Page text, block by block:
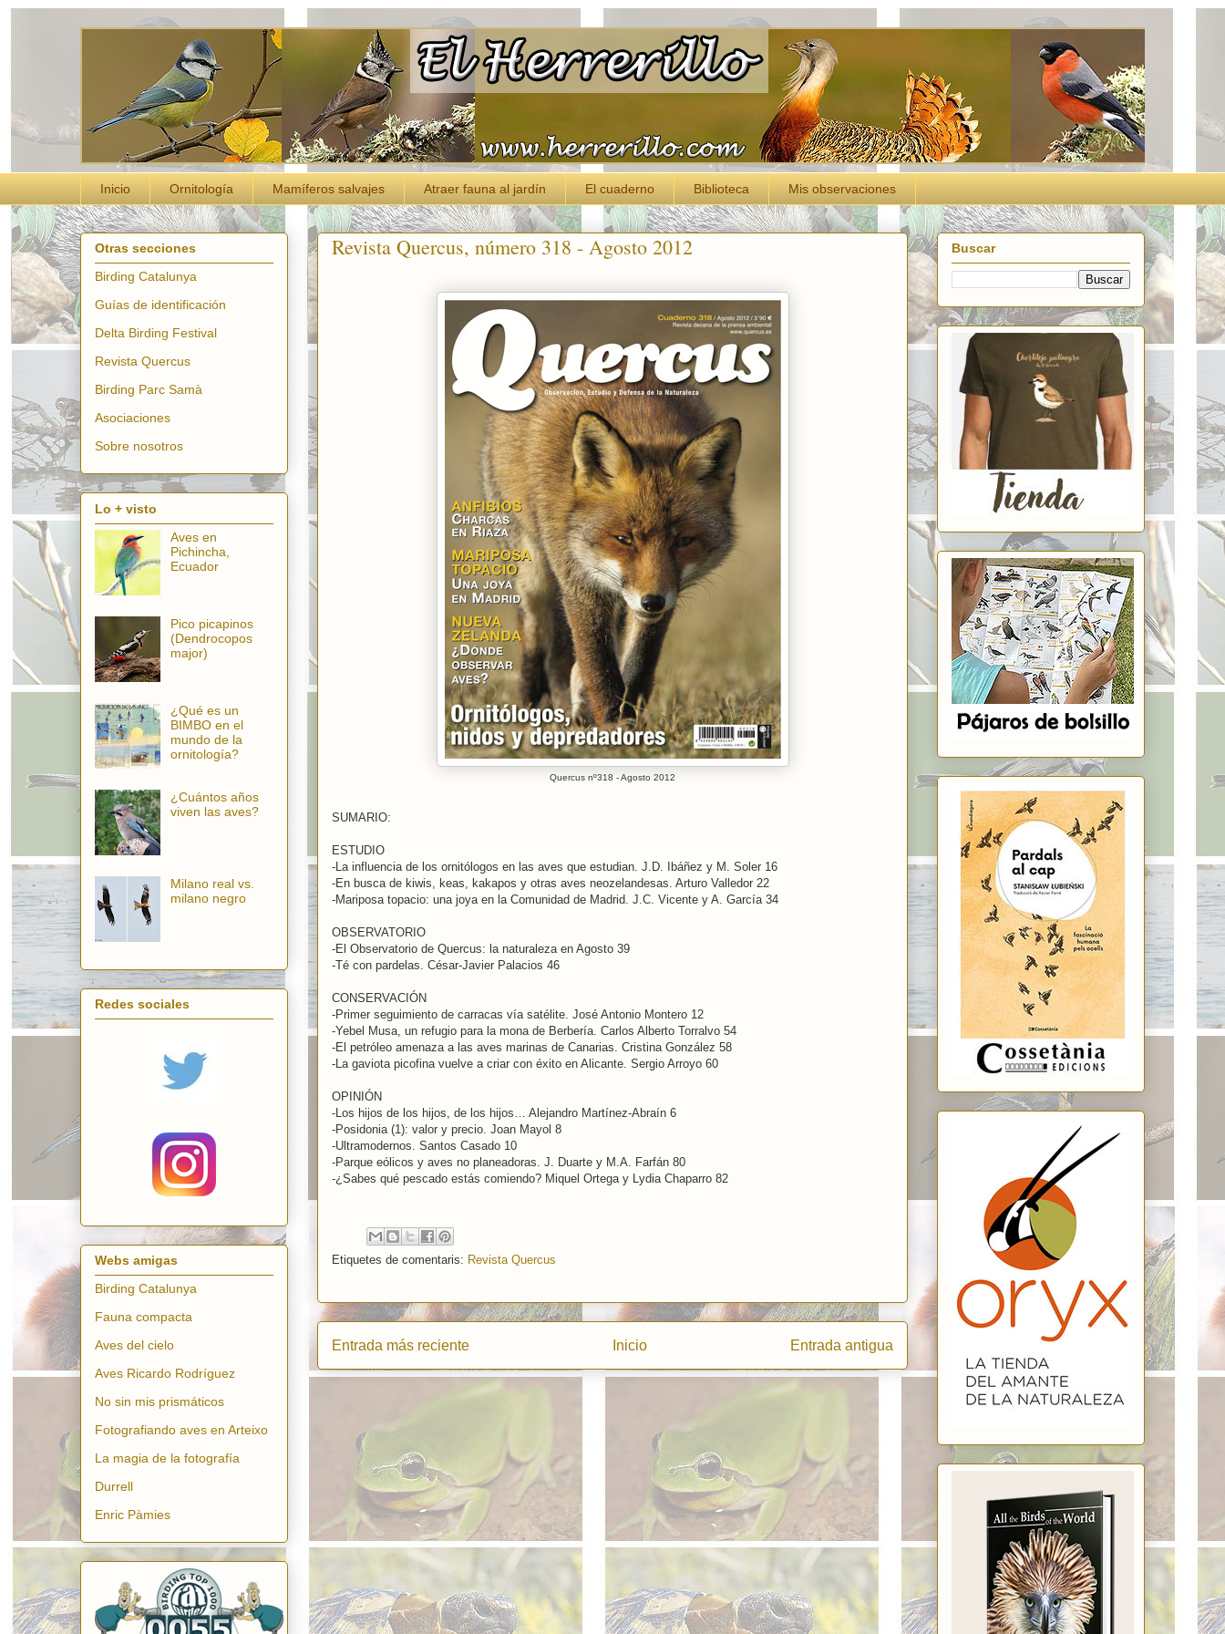
Inicio Ornitología Mamíferos salvajes Atraer fauna al jardín El cuaderno Biblioteca Mis observaciones
Revista Quercus, número 318 - Agosto 2012
Quercus nº318 - Agosto 2012
SUMARIO:
ESTUDIO
-La influencia de los ornitólogos en las aves que estudian. J.D. Ibáñez y M. Soler 16
-En busca de kiwis, keas, kakapos y otras aves neozelandesas. Arturo Valledor 22
-Mariposa topacio: una joya en la Comunidad de Madrid. J.C. Vicente y A. García 34
OBSERVATORIO
-El Observatorio de Quercus: la naturaleza en Agosto 39
-Té con pardelas. César-Javier Palacios 46
CONSERVACIÓN
-Primer seguimiento de carracas vía satélite. José Antonio Montero 12
-Yebel Musa, un refugio para la mona de Berbería. Carlos Alberto Torralvo 54
-El petróleo amenaza a las aves marinas de Canarias. Cristina González 58
-La gaviota picofina vuelve a criar con éxito en Alicante. Sergio Arroyo 60
OPINIÓN
-Los hijos de los hijos, de los hijos… Alejandro Martínez-Abraín 6
-Posidonia (1): valor y precio. Joan Mayol 8
-Ultramodernos. Santos Casado 10
-Parque eólicos y aves no planeadoras. J. Duarte y M.A. Farfán 80
-¿Sabes qué pescado estás comiendo? Miquel Ortega y Lydia Chaparro 82
Etiquetes de comentaris: Revista Quercus
Entrada más reciente Entrada antigua
Inicio
Otras secciones
Birding Catalunya
Guías de identificación
Delta Birding Festival
Revista Quercus
Birding Parc Samà
Asociaciones
Sobre nosotros
Lo + visto
Aves en
Pichincha,
Ecuador
Pico picapinos
(Dendrocopos
major)
¿Qué es un
BIMBO en el
mundo de la
ornitología?
¿Cuántos años
viven las aves?
Milano real vs.
milano negro
Redes sociales
Webs amigas
Birding Catalunya
Fauna compacta
Aves del cielo
Aves Ricardo Rodríguez
No sin mis prismáticos
Fotografiando aves en Arteixo
La magia de la fotografía
Durrell
Enric Pàmies
Buscar